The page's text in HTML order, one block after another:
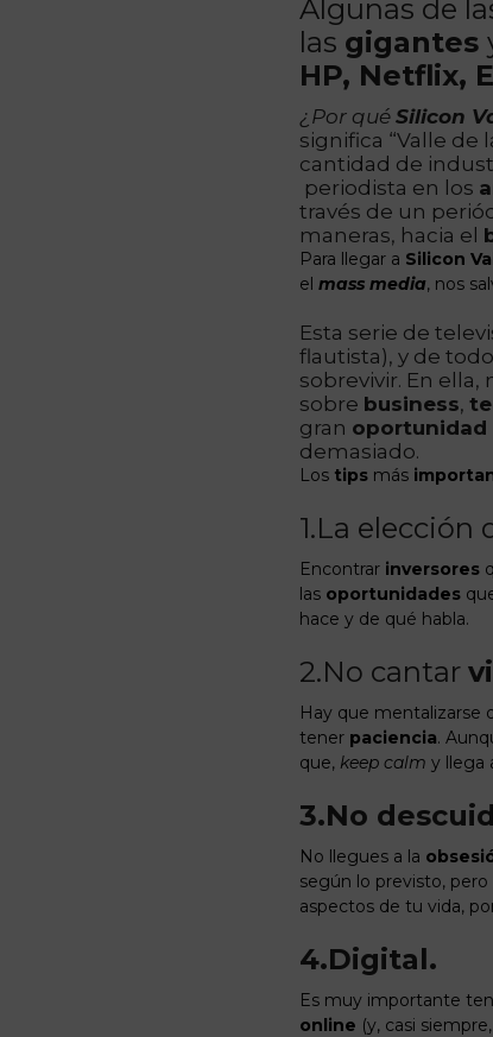
Algunas de
las gigantes
HP, Netflix,
¿Por qué Silicon
significa “Valle de
cantidad de
periodista en los
través de un
maneras, hacia el
Para llegar a Silicon
el mass media, nos
Esta serie de
flautista), y de
sobrevivir. En
sobre business,
gran oportunidad
demasiado.
Los tips más
1.La elección
Encontrar inversores
las oportunidades
hace y de qué habla.
2.No cantar
Hay que mentalizarse
tener paciencia.
que, keep calm y llega
3.No
No llegues a la
según lo previsto,
aspectos de tu vida,
4.Digital.
Es muy importante
online (y, casi